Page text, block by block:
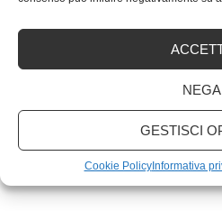
NEGA
GESTISCI
Cookie PolicyInformativa